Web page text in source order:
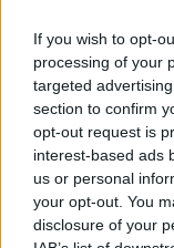
If you wish to opt-
processing of your
targeted
section to confirm
opt-out request is
interest-based ads
us or personal
your opt-out. You
disclosure of your
Vaizdai iš